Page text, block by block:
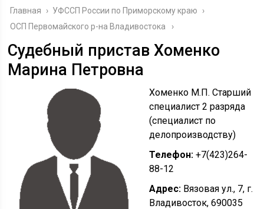
Главная › УФССП России по Приморскому краю
›
ОСП Первомайского р-на Владивостока
Судебный пристав Хоменко
Марина Петровна
Хоменко М.П. Старший
специалист 2 разряда
(специалист по
делопроизводству)
Телефон: +7(423)264-
88-12
Адрес: Вязовая ул., 7, г.
Владивосток, 690035